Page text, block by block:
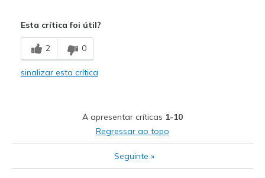
View On Shoes
Shoes are for Wearing
Esta crítica foi útil?
2 0
sinalizar esta crítica
A apresentar críticas 1-10
Regressar ao topo
Seguinte »